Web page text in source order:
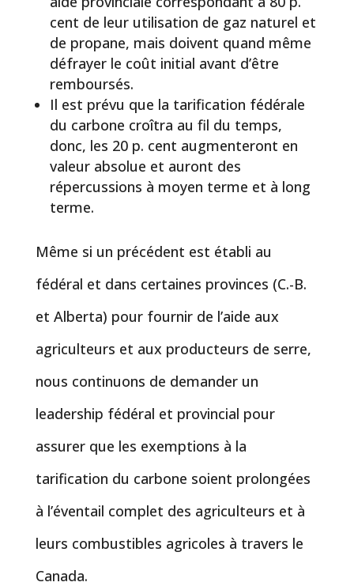
cent de leur utilisation de gaz naturel et
de propane, mais doivent quand même
défrayer le coût initial avant d’être
remboursés.
Il est prévu que la tarification fédérale
du carbone croîtra au fil du temps,
donc, les 20 p. cent augmenteront en
valeur absolue et auront des
répercussions à moyen terme et à long
terme.
Même si un précédent est établi au
fédéral et dans certaines provinces (C.-B.
et Alberta) pour fournir de l’aide aux
agriculteurs et aux producteurs de serre,
nous continuons de demander un
leadership fédéral et provincial pour
assurer que les exemptions à la
tarification du carbone soient prolongées
à l’éventail complet des agriculteurs et à
leurs combustibles agricoles à travers le
Canada.